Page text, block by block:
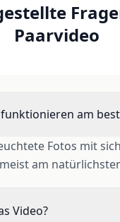
Paarvideo
am
Fotos mit
am
Video?